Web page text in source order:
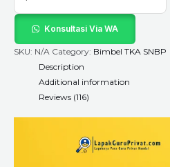
Konsultasi Via WA
SKU: N/A Category: Bimbel TKA SNBP
Description
Additional information
Reviews (116)